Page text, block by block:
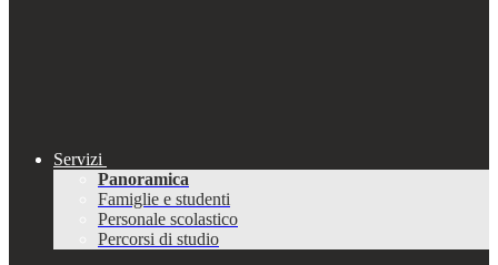
Servizi
Panoramica
Famiglie e studenti
Personale scolastico
Percorsi di studio